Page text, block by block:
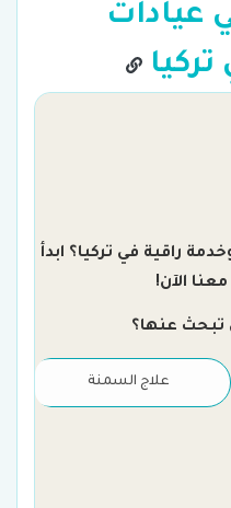
عيادات
راقية في تركيا؟ ابدأ
الآن!
تبحث عنها؟
علاج السمنة